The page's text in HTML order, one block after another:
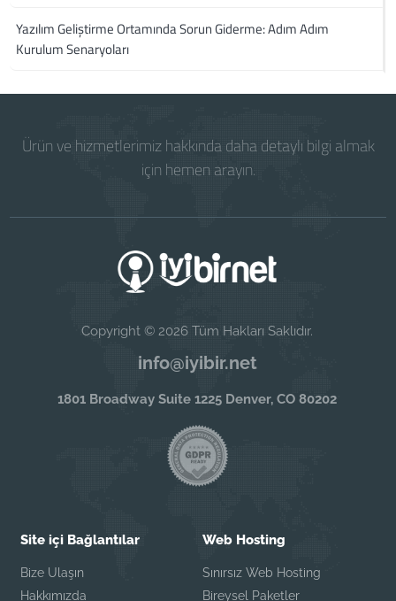
Yazılım Geliştirme Ortamında Sorun Giderme: Adım Adım
Kurulum Senaryoları
Ürün ve hizmetlerimiz hakkında daha detaylı bilgi almak
için hemen arayın.
Copyright © 2026 Tüm Hakları Saklıdır.
info@iyibir.net
1801 Broadway Suite 1225 Denver, CO 80202
Site içi Bağlantılar
Bize Ulaşın
Hakkımızda
Web Hosting
Sınırsız Web Hosting
Bireysel Paketler